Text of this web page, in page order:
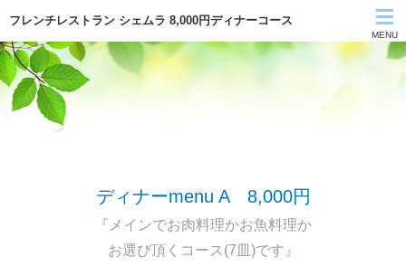
フレンチレストラン シェムラ 8,000円ディナーコース
MENU
シェムラTOP
テイクアウト
ディナーmenu A 8,000円
『メインでお肉料理かお魚料理か
お選び頂くコース(7皿)です』